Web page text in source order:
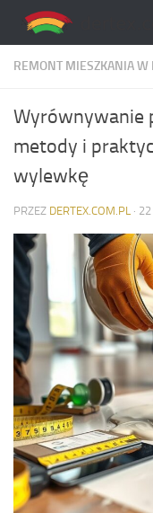
Skip to content
REMONT MIESZKANIA
Wyrównywanie
metody i
wylewkę
PRZEZ DERTEX.COM.PL ·